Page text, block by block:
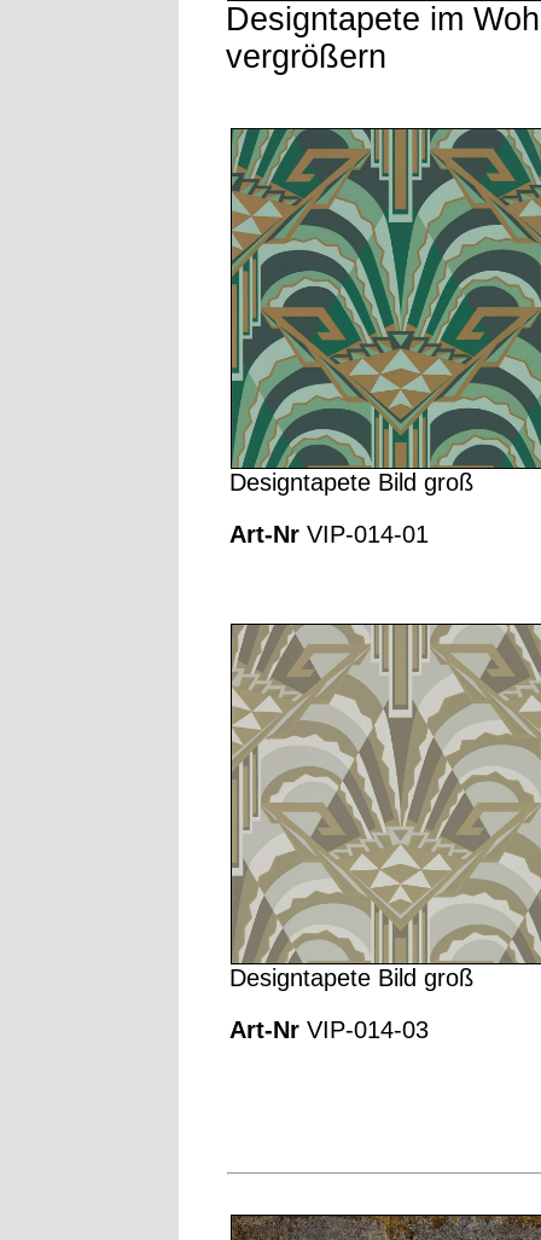
Designtapete im
vergrößern
Designtapete Bild groß
Art-Nr VIP-014-01
Designtapete Bild groß
Art-Nr VIP-014-03